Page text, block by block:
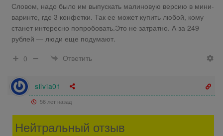
Словом, надо было им выпускать малиновую версию в мини-
варинте, где 3 конфетки. Так ее может купить любой, кому
станет интересно попробовать.Это не затратно. А за 249
рублей — люди еще подумают.
0
Ответить
silvia01
56 лет назад
Нейтральный отзыв